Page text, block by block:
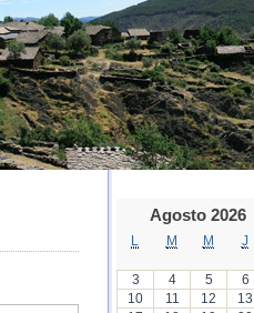
Agosto 2026
M M J
3
4 5 6
10
11 12 13